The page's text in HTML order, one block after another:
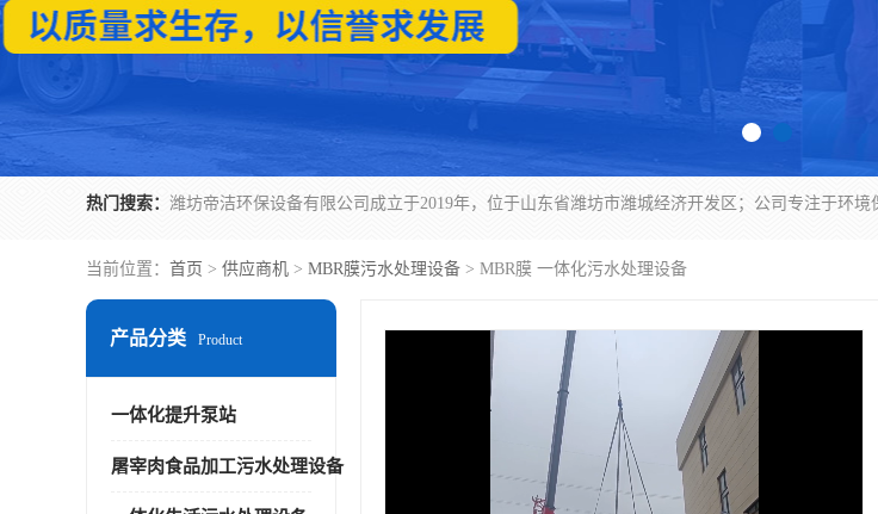
热门搜索：
当前位置： 首页 > 供应商机 > MBR膜污水处理设备 > MBR膜 一体化污水处理设备
产品分类 Product
一体化提升泵站
屠宰肉食品加工污水处理设备